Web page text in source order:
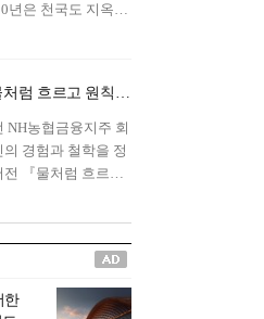
년은 천국도 지옥도
를 가이드해 온 김경
자산운용의 고문이
퇴연옥』을 내놓았
지옥을 '모든 희망을
새로운 시각을 제시
기는 지옥이 아니라
[신간] 물처럼 흐르고 원칙으로 서다…김용환의 통찰을 담다
NH농협금융지주 회
의 경험과 철학을 정
전 『물처럼 흐르고
신으로 한국 금융의
점마다 중요한 역할
융 경영인으로서 큰
긴 김 전 회장이 후배
전하는 삶의 조언을
한